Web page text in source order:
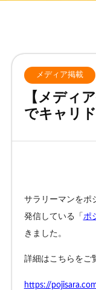
メディア掲載
【メディ
でキャリ
サラリーマンをポ
発信している「 ポ
きました。
詳細はこちらをご
https://
ニュース
お客様相談窓口
プライバシーポリシ
お問い合わ